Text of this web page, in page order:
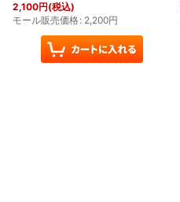
2,100円(税込)
モール販売価格: 2,200円